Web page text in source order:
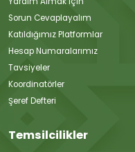
Sorun Cevaplayalım
Katıldığımız Platformlar
Hesap Numaralarımız
Tavsiyeler
Koordinatörler
Şeref Defteri
Temsilcilikler